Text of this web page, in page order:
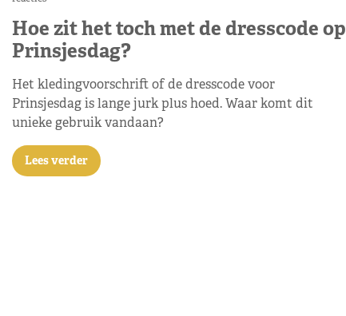
Hoe zit het toch met de dresscode op
Prinsjesdag?
Het kledingvoorschrift of de dresscode voor
Prinsjesdag is lange jurk plus hoed. Waar komt dit
unieke gebruik vandaan?
Lees verder